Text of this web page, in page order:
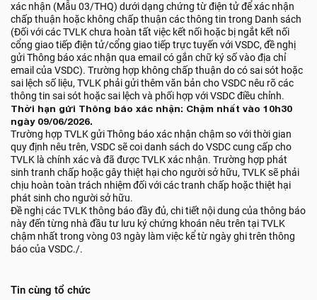
xác nhận (Mẫu 03/THQ) dưới dạng chứng từ điện tử để xác nhận
chấp thuận hoặc không chấp thuận các thông tin trong Danh sách
(Đối với các TVLK chưa hoàn tất việc kết nối hoặc bị ngắt kết nối
cổng giao tiếp điện tử/cổng giao tiếp trực tuyến với VSDC, đề nghị
gửi Thông báo xác nhận qua email có gắn chữ ký số vào địa chỉ
email của VSDC). Trường hợp không chấp thuận do có sai sót hoặc
sai lệch số liệu, TVLK phải gửi thêm văn bản cho VSDC nêu rõ các
thông tin sai sót hoặc sai lệch và phối hợp với VSDC điều chỉnh.
Thời hạn gửi Thông báo xác nhận: Chậm nhất vào 10h30
ngày 09/06/2026.
Trường hợp TVLK gửi Thông báo xác nhận chậm so với thời gian
quy định nêu trên, VSDC sẽ coi danh sách do VSDC cung cấp cho
TVLK là chính xác và đã được TVLK xác nhận. Trường hợp phát
sinh tranh chấp hoặc gây thiệt hại cho người sở hữu, TVLK sẽ phải
chịu hoàn toàn trách nhiệm đối với các tranh chấp hoặc thiệt hại
phát sinh cho người sở hữu.
Đề nghị các TVLK thông báo đầy đủ, chi tiết nội dung của thông báo
này đến từng nhà đầu tư lưu ký chứng khoán nêu trên tại TVLK
chậm nhất trong vòng 03 ngày làm việc kể từ ngày ghi trên thông
báo của VSDC./.
Tin cùng tổ chức